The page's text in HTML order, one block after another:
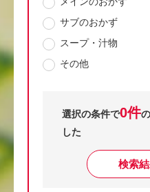
サブのおかず
スープ・汁物
その他
選択の条件で0件
した
検索